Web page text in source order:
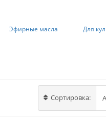
Эфирные масла Для
Сортировка: